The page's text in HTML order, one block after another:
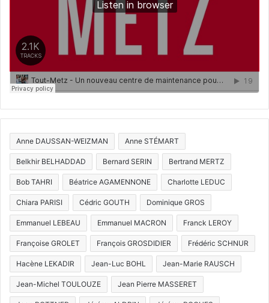
Anne DAUSSAN-WEIZMAN Anne STÉMART
Belkhir BELHADDAD Bernard SERIN Bertrand MERTZ
Bob TAHRI Béatrice AGAMENNONE Charlotte LEDUC
Chiara PARISI Cédric GOUTH Dominique GROS
Emmanuel LEBEAU Emmanuel MACRON Franck LEROY
Françoise GROLET François GROSDIDIER Frédéric SCHNUR
Hacène LEKADIR Jean-Luc BOHL Jean-Marie RAUSCH
Jean-Michel TOULOUZE Jean Pierre MASSERET